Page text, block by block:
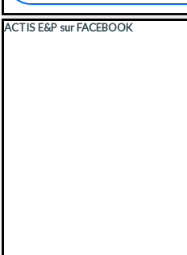
Sauter le bloc ACTIS E&P
ACTIS E&P sur FACEBOOK